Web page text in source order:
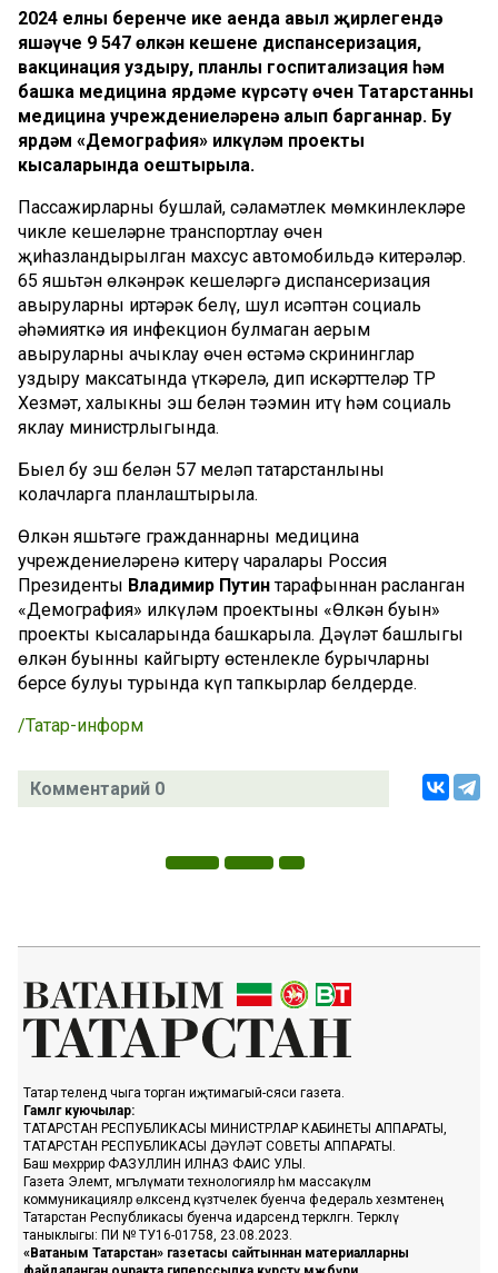
2024 елның беренче ике аенда авыл җирлегендә
яшәүче 9 547 өлкән кешене диспансеризация,
вакцинация уздыру, планлы госпитализация һәм
башка медицина ярдәме күрсәтү өчен Татарстанның
медицина учреждениеләренә алып барганнар. Бу
ярдәм «Демография» илкүләм проекты
кысаларында оештырыла.
Пассажирларны бушлай, сәламәтлек мөмкинлекләре
чикле кешеләрне транспортлау өчен
җиһазландырылган махсус автомобильдә китерәләр.
65 яшьтән өлкәнрәк кешеләргә диспансеризация
авыруларны иртәрәк белү, шул исәптән социаль
әһәмияткә ия инфекцион булмаган аерым
авыруларны ачыклау өчен өстәмә скрининглар
уздыру максатында үткәрелә, дип искәрттеләр ТР
Хезмәт, халыкны эш белән тәэмин итү һәм социаль
яклау министрлыгында.
Быел бу эш белән 57 меңләп татарстанлыны
колачларга планлаштырыла.
Өлкән яшьтәге гражданнарны медицина
учреждениеләренә китерү чаралары Россия
Президенты Владимир Путинтарафыннан расланган
«Демография» илкүләм проектының «Өлкән буын»
проекты кысаларында башкарыла. Дәүләт башлыгы
өлкән буынны кайгырту өстенлекле бурычларның
берсе булуы турында күп тапкырлар белдерде.
/Татар-информ
Комментарий 0
Татар телендә чыга торган иҗтимагый-сәяси газета.
Гамәлгә куючылар:
ТАТАРСТАН РЕСПУБЛИКАСЫ МИНИСТРЛАР КАБИНЕТЫ АППАРАТЫ,
ТАТАРСТАН РЕСПУБЛИКАСЫ ДӘҮЛӘТ СОВЕТЫ АППАРАТЫ.
Баш мөхәррир ФАЗУЛЛИН ИЛНАЗ ФАИС УЛЫ.
Газета Элемтә, мәгълүмати технологияләр һәм массакүләм
коммуникацияләр өлкәсендә күзәтчелек буенча федераль хезмәтенең
Татарстан Республикасы буенча идарәсендә теркәлгән. Теркәлү
таныклыгы: ПИ № ТУ16-01758, 23.08.2023.
«Ватаным Татарстан» газетасы сайтыннан материалларны